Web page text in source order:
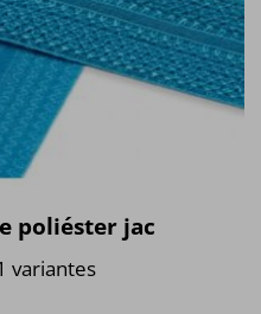
poliéster jac
variantes